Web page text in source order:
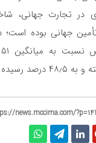
در تجارت جهانی،
جهانی بوده است؛
رسیده است.
news.mccima.com/